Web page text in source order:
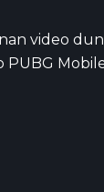
video
PUBG